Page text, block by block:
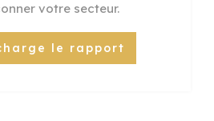
votre secteur.
le rapport